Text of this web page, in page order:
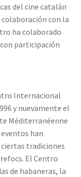
del cine catalán
con la
ha colaborado
participación
Internacional
y nuevamente el
Méditerranéenne
han
tradiciones
El Centro
de habaneras, la